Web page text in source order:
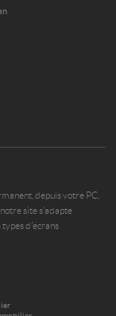
depuis votre PC,
site s’adapte
d'écrans